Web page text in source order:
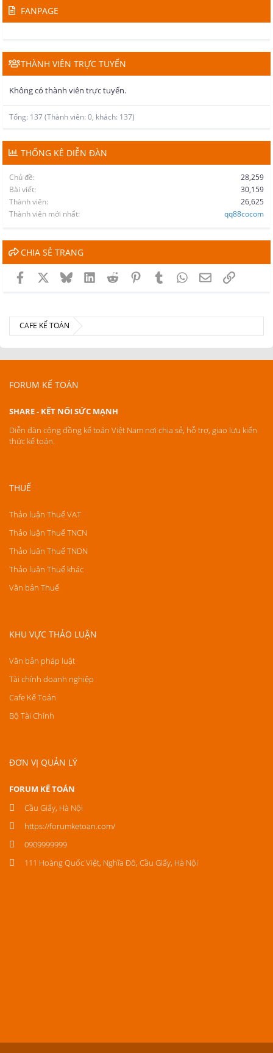
FANPAGE
THÀNH VIÊN TRỰC TUYẾN
Không có thành viên trực tuyến.
Tổng: 137 (Thành viên: 0, khách: 137)
THỐNG KÊ DIỄN ĐÀN
Chủ đề
28,259
Bài viết
30,159
Thành viên
26,625
Thành viên mới nhất
qq88cocom
CHIA SẺ TRANG
Facebook BlueskyLinkedInReddit PinterestTumblrWhatsApp
EmailLink
CAFE KẾ TOÁN
FORUM KẾ TOÁN
SHARE - KẾT NỐI SỨC MẠNH
Diễn đàn cộng đồng kế toán Việt Nam nơi chia sẻ, hỗ trợ, giao lưu kiến
thức kế toán.
THUẾ
Thảo luận Thuế VAT
Thảo luận Thuế TNCN
Thảo luận Thuế TNDN
Thảo luận Thuế khác
Văn bản Thuế
KHU VỰC THẢO LUẬN
Văn bản pháp luật
Tài chính doanh nghiệp
Cafe Kế Toán
Bộ Tài Chính
ĐƠN VỊ QUẢN LÝ
FORUM KẾ TOÁN
Cầu Giấy, Hà Nội
https://forumketoan.com/
0909999999
111 Hoàng Quốc Việt, Nghĩa Đô, Cầu Giấy, Hà Nội